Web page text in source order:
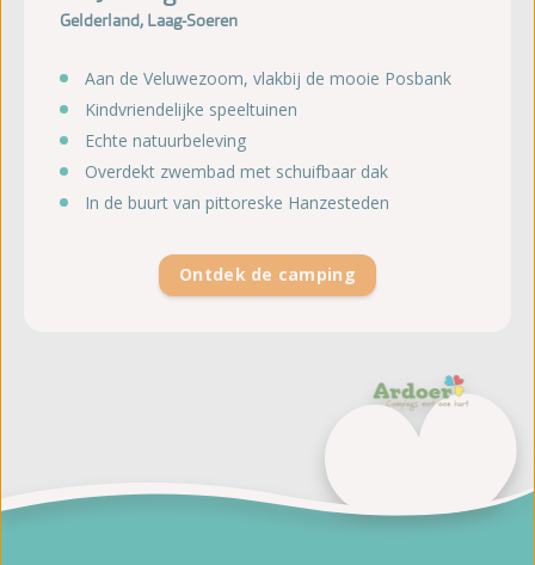
Gelderland, Laag-Soeren
Aan de Veluwezoom, vlakbij de mooie Posbank
Kindvriendelijke speeltuinen
Echte natuurbeleving
Overdekt zwembad met schuifbaar dak
In de buurt van pittoreske Hanzesteden
Ontdek de camping